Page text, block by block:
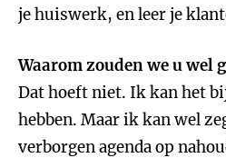
je huiswerk, en leer je
Waarom zouden we u wel
Dat hoeft niet. Ik kan het
hebben. Maar ik kan wel
verborgen agenda op